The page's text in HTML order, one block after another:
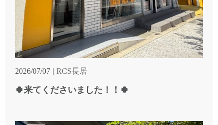
2026/07/07 RCS長居
🍀来てくださいました！！🍀